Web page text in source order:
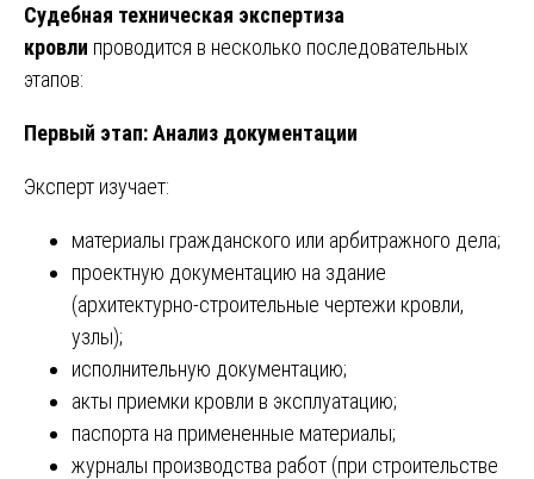
Судебная техническая экспертиза
кровли проводится в несколько последовательных
этапов:
Первый этап: Анализ документации
Эксперт изучает:
материалы гражданского или арбитражного дела;
проектную документацию на здание
(архитектурно-строительные чертежи кровли,
узлы);
исполнительную документацию;
акты приемки кровли в эксплуатацию;
паспорта на примененные материалы;
журналы производства работ (при строительстве